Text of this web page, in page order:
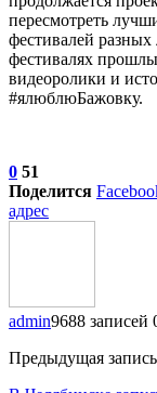
пересмотреть
фестивалей
фестивалях
видеоролики и
#ялюблюБажовку.
0 51
Поделится
адрес
admin9688 записей
Предыдущая запись